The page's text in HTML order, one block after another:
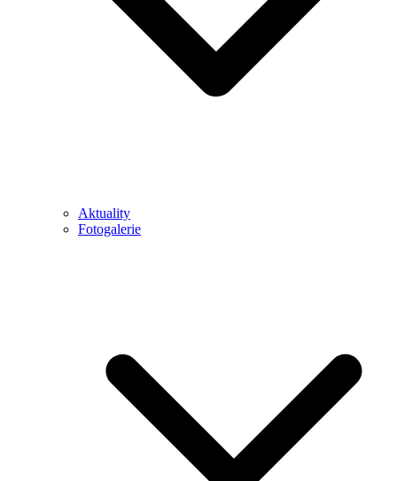
Aktuality
Fotogalerie